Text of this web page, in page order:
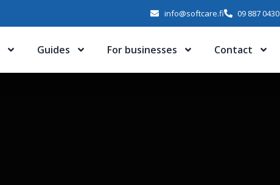
info@softcare.fi 09 887 0430
Guides For businesses Contact